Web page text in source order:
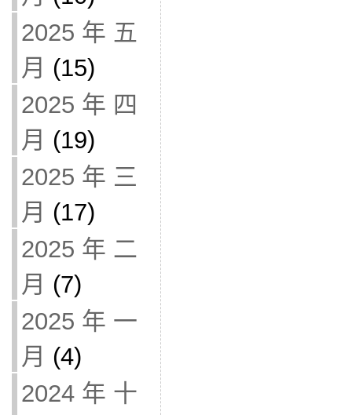
2025 年 五
月 (15)
2025 年 四
月 (19)
2025 年 三
月 (17)
2025 年 二
月 (7)
2025 年 一
月 (4)
2024 年 十